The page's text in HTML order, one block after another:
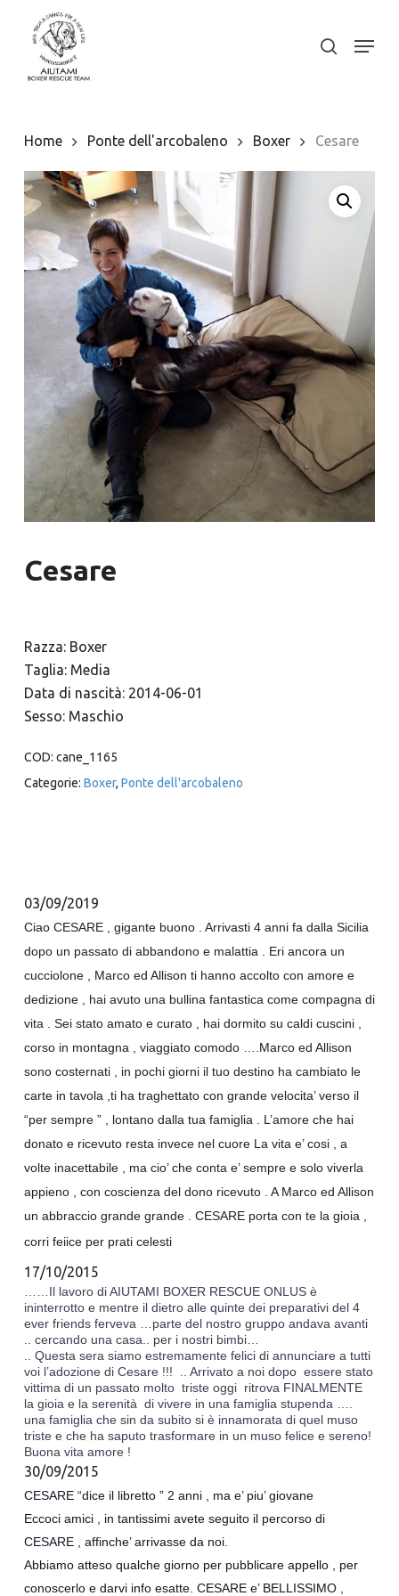
content
search
Menu
Home Ponte dell'arcobaleno Boxer Cesare
Cesare
Razza: Boxer
Taglia: Media
Data di nascità: 2014-06-01
Sesso: Maschio
COD: cane_1165
Categorie: Boxer, Ponte dell'arcobaleno
03/09/2019
Ciao CESARE , gigante buono . Arrivasti 4 anni fa dalla Sicilia
dopo un passato di abbandono e malattia . Eri ancora un
cucciolone , Marco ed Allison ti hanno accolto con amore e
dedizione , hai avuto una bullina fantastica come compagna di
vita . Sei stato amato e curato , hai dormito su caldi cuscini ,
corso in montagna , viaggiato comodo ….Marco ed Allison
sono costernati , in pochi giorni il tuo destino ha cambiato le
carte in tavola ,ti ha traghettato con grande velocita’ verso il
“per sempre ” , lontano dalla tua famiglia . L’amore che hai
donato e ricevuto resta invece nel cuore La vita e’ cosi , a
volte inacettabile , ma cio’ che conta e’ sempre e solo viverla
appieno , con coscienza del dono ricevuto . A Marco ed Allison
un abbraccio grande grande . CESARE porta con te la gioia ,
corri feiice per prati celesti
17/10/2015
……Il lavoro di AIUTAMI BOXER RESCUE ONLUS è
ininterrotto e mentre il dietro alle quinte dei preparativi del 4
ever friends ferveva …parte del nostro gruppo andava avanti
.. cercando una casa.. per i nostri bimbi…
.. Questa sera siamo estremamente felici di annunciare a tutti
voi l’adozione di Cesare !!!  .. Arrivato a noi dopo  essere stato
vittima di un passato molto  triste oggi  ritrova FINALMENTE
la gioia e la serenità  di vivere in una famiglia stupenda ….
una famiglia che sin da subito si è innamorata di quel muso
triste e che ha saputo trasformare in un muso felice e sereno!
Buona vita amore !
30/09/2015
CESARE “dice il libretto ” 2 anni , ma e’ piu’ giovane
Eccoci amici , in tantissimi avete seguito il percorso di
CESARE , affinche’ arrivasse da noi.
Abbiamo atteso qualche giorno per pubblicare appello , per
conoscerlo e darvi info esatte. CESARE e’ BELLISSIMO ,
Close